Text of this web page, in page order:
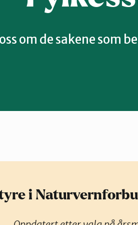
om de sakene som
i